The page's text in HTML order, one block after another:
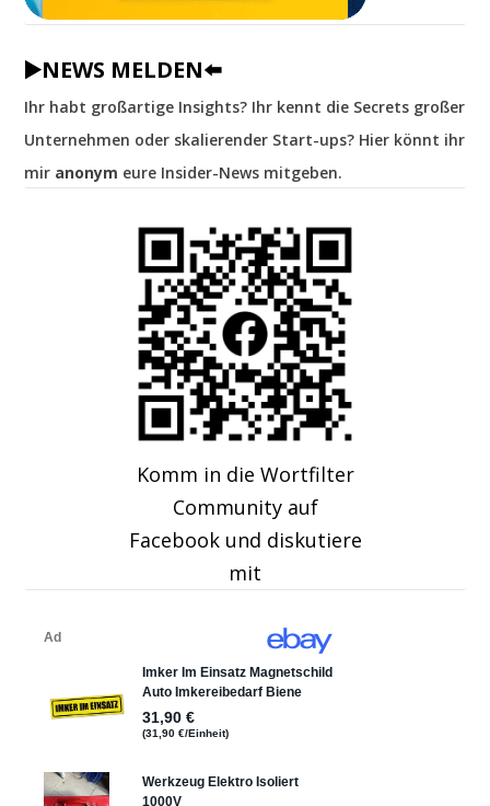
▶️NEWS MELDEN⬅️
Ihr habt großartige Insights? Ihr kennt die Secrets großer
Unternehmen oder skalierender Start-ups? Hier könnt ihr
mir anonym eure Insider-News mitgeben.
Komm in die Wortfilter
Community auf
Facebook und diskutiere
mit